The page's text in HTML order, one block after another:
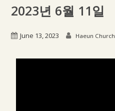
2023년 6월 11일
June 13, 2023 Haeun Church